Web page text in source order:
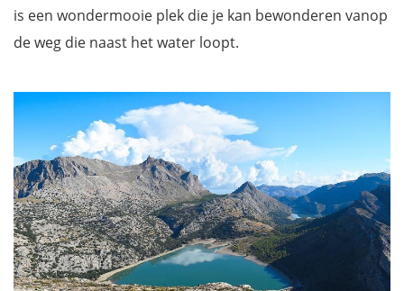
is een wondermooie plek die je kan bewonderen vanop
de weg die naast het water loopt.